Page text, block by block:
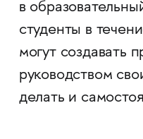
в
студенты в
могут создавать
руководством
делать и